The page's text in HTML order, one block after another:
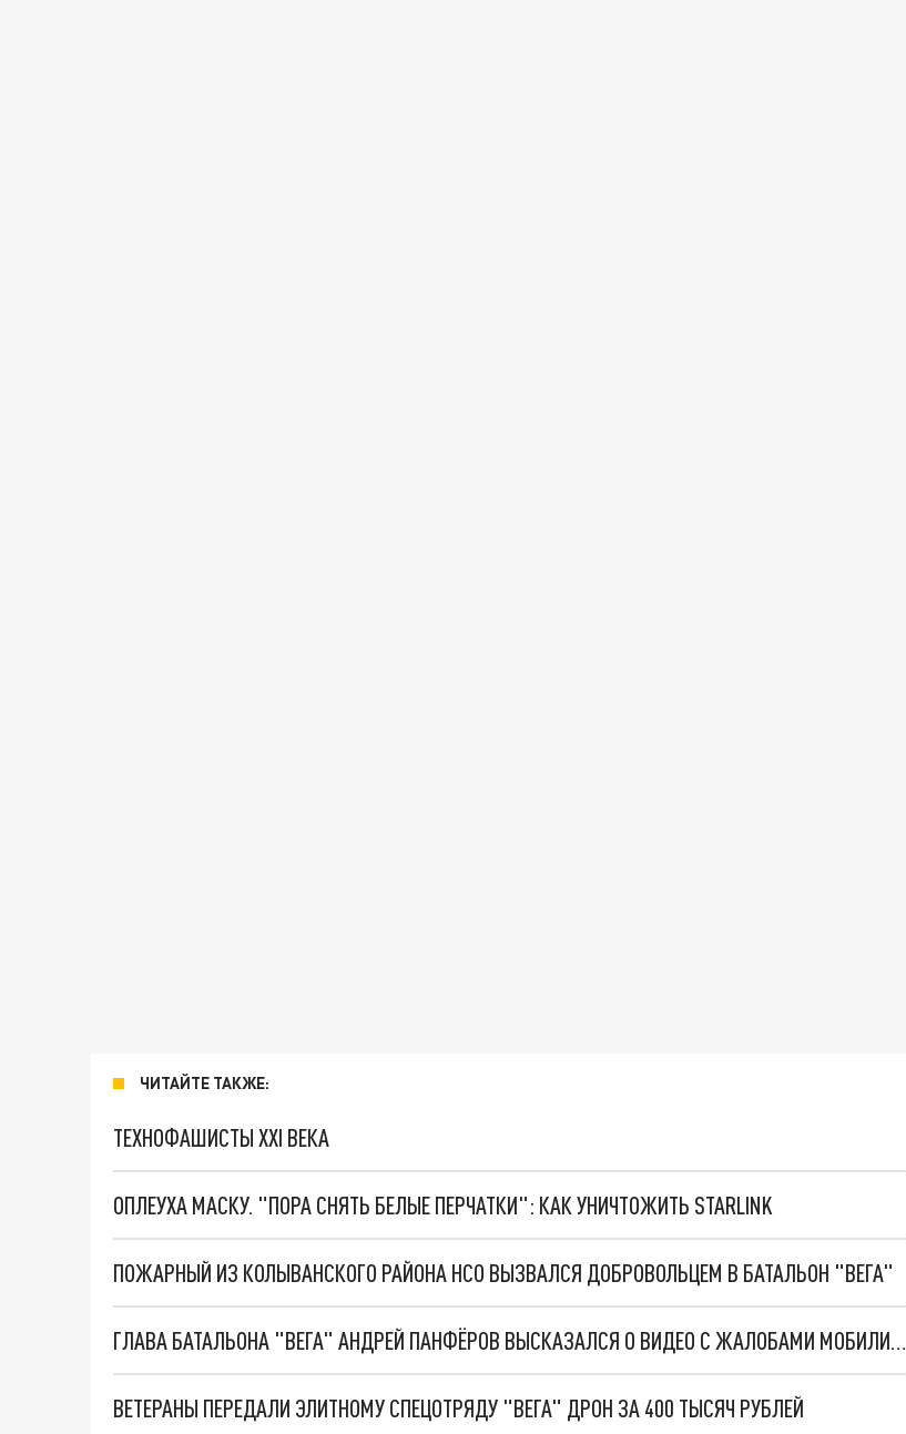
ЧИТАЙТЕ ТАКЖЕ:
ТЕХНОФАШИСТЫ XXI ВЕКА
ОПЛЕУХА МАСКУ. "ПОРА СНЯТЬ БЕЛЫЕ ПЕРЧАТКИ": КАК УНИЧТОЖИТЬ STARLINK
ПОЖАРНЫЙ ИЗ КОЛЫВАНСКОГО РАЙОНА НСО ВЫЗВАЛСЯ ДОБРОВОЛЬЦЕМ В БАТАЛЬОН "ВЕГА"
ГЛАВА БАТАЛЬОНА "ВЕГА" АНДРЕЙ ПАНФЁРОВ ВЫСКАЗАЛСЯ О ВИДЕО С ЖАЛОБАМИ МОБИЛИЗОВАННЫХ
ВЕТЕРАНЫ ПЕРЕДАЛИ ЭЛИТНОМУ СПЕЦОТРЯДУ "ВЕГА" ДРОН ЗА 400 ТЫСЯЧ РУБЛЕЙ